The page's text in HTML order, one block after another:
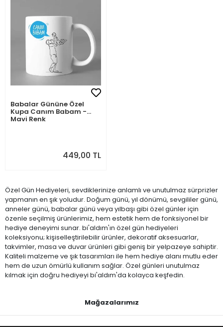
Babalar Gününe Özel
Kupa Canım Babam -
Mavi Renk
449,00 TL
Özel Gün Hediyeleri, sevdiklerinize anlamlı ve unutulmaz sürprizler
yapmanın en şık yoludur. Doğum günü, yıl dönümü, sevgililer günü,
anneler günü, babalar günü veya yılbaşı gibi özel günler için
özenle seçilmiş ürünlerimiz, hem estetik hem de fonksiyonel bir
hediye deneyimi sunar. bi'aldım'ın özel gün hediyeleri
koleksiyonu; kişiselleştirilebilir ürünler, dekoratif aksesuarlar,
takvimler, masa ve duvar ürünleri gibi geniş bir yelpazeye sahiptir.
Kaliteli malzeme ve şık tasarımları ile hem hediye alanı mutlu eder
hem de uzun ömürlü kullanım sağlar. Özel günleri unutulmaz
kılmak için doğru hediyeyi bi'aldım'da kolayca keşfedin.
Mağazalarımız